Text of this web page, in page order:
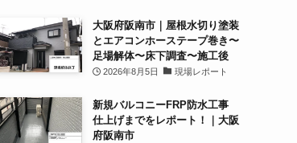
大阪府阪南市｜屋根水切り塗装
とエアコンホーステープ巻き〜
足場解体〜床下調査〜施工後
2026年8月5日 現場レポート
新規バルコニーFRP防水工事
仕上げまでをレポート！｜大阪
府阪南市